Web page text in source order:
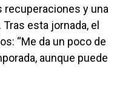
y una
esta jornada, el
“Me da un poco de
aunque puede